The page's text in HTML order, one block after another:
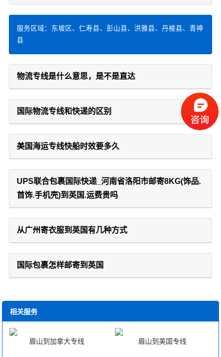
服务区域：东坡区、仁寿县、彭山县、洪雅县、丹棱县、青神
县
物流专线是什么意思，是不是直达
国际物流专线和快递的区别
美国海运专线快船时效要多久
UPS联合包裹国际快递_河南省洛阳市邮寄8KG(饰品.
首饰.手机壳)到英国.运费贵吗
从广州寄衣服到英国有几种方式
国际包裹怎样邮寄到英国
相关服务
眉山到加拿大专线 眉山到美国专线